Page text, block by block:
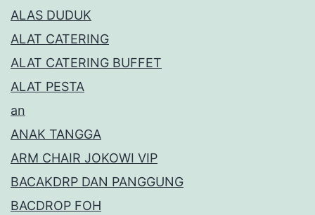
ALAS DUDUK
ALAT CATERING
ALAT CATERING BUFFET
ALAT PESTA
an
ANAK TANGGA
ARM CHAIR JOKOWI VIP
BACAKDRP DAN PANGGUNG
BACDROP FOH